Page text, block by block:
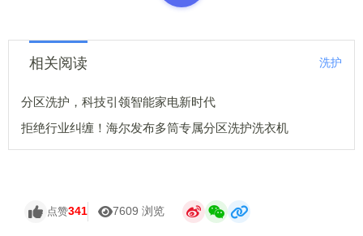
相关阅读 洗护
分区洗护，科技引领智能家电新时代
拒绝行业纠缠！海尔发布多筒专属分区洗护洗衣机
点赞341 7609 浏览